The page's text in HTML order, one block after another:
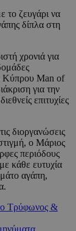
το ζευγάρι να
δίπλα στη
χρονιά για
Κύπρου Man of
για την
επιτυχίες
διοργανώσεις
ο Μάριος
περιόδους
κάθε ευτυχία
αγάπη,
Τρύφωνος &